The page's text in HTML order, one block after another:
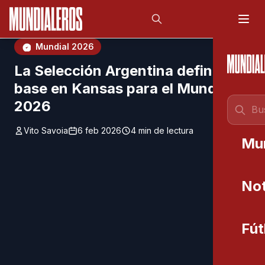
Saltar al contenido principal
Mundial 2026
La Selección Argentina definió su
base en Kansas para el Mundial
2026
Vito Savoia 6 feb 2026 4 min de lectura